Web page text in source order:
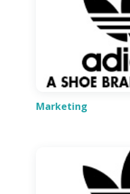
Marketing